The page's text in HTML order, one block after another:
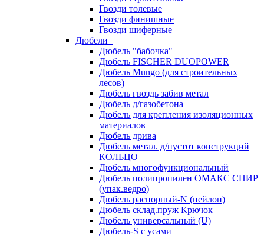
Гвозди толевые
Гвозди финишные
Гвозди шиферные
Дюбели
Дюбель "бабочка"
Дюбель FISCHER DUOPOWER
Дюбель Mungo (для строительных
лесов)
Дюбель гвоздь забив метал
Дюбель д/газобетона
Дюбель для крепления изоляционных
материалов
Дюбель дрива
Дюбель метал. д/пустот конструкций
КОЛЬЦО
Дюбель многофункциональный
Дюбель полипропилен ОМАКС СПИР
(упак.ведро)
Дюбель распорный-N (нейлон)
Дюбель склад.пруж Крючок
Дюбель универсальный (U)
Дюбель-S с усами